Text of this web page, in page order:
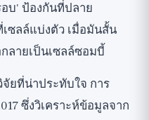
บ' ป้องกันที่ปลาย
ซลล์แบ่งตัว เมื่อมันสั้น
ลายเป็นเซลล์ซอมบี้
ยที่น่าประทับใจ การ
ซึ่งวิเคราะห์ข้อมูลจาก